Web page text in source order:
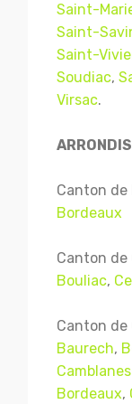
Saint-
Saint-
Saint-
Soudiac,
Virsac.
Canton de
Bordeaux
Canton de
Bouliac,
Canton de
Baurech,
Bordeaux,